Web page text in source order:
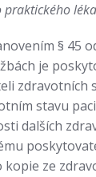
§ 45
je
zdravotních
stavu
dalších
ze